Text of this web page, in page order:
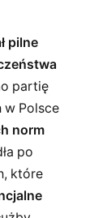
pilne
partię
w Polsce
norm
po
które